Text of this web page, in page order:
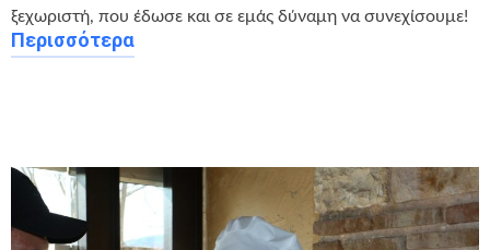
ξεχωριστή, που έδωσε και σε εμάς δύναμη να συνεχίσουμε!
Περισσότερα